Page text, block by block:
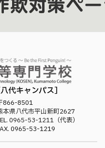
八代キャンパス
866-8501
本県八代市平山新町2627
0965-53-1211 （代表）
0965-53-1219